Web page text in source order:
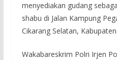
menyediakan gudang
shabu di Jalan Kampung
Cikarang Selatan,
Wakabareskrim Polri Irjen